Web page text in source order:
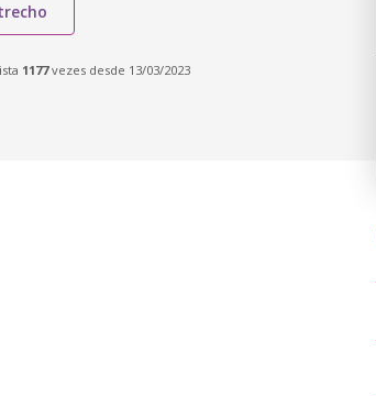
1177vezes desde 13/03/2023